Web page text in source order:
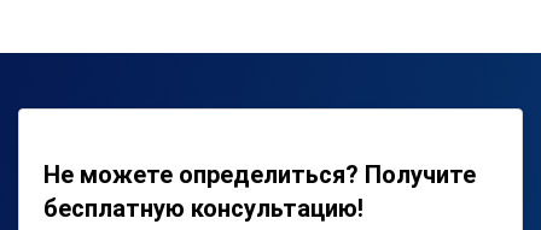
Не можете определиться? Получите
бесплатную консультацию!